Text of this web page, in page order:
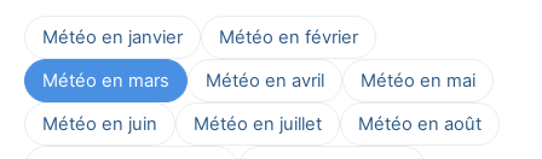
Météo en janvier
Météo en février
Météo en mars
Météo en avril
Météo en mai
Météo en juin
Météo en juillet
Météo en août